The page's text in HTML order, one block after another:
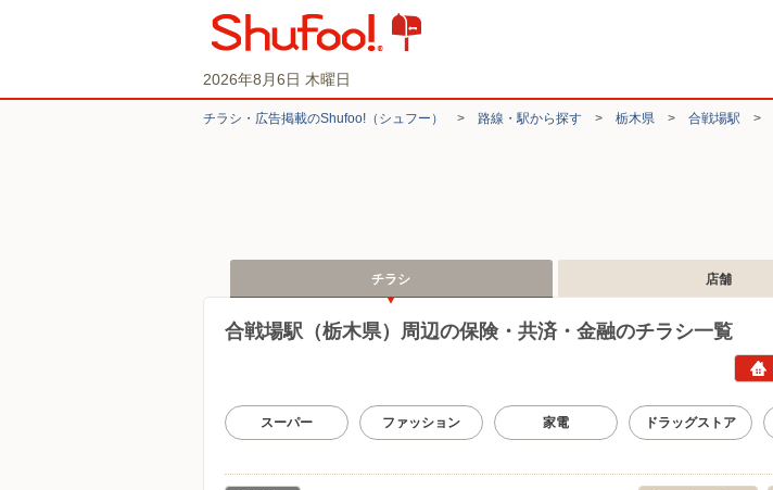
2026年8月6日 木曜日
チラシ・​広告掲載の​Shufoo!​（シュフー） > 路線・駅から探す > 栃木県 > 合戦場駅 >
チラシ 店舗
合戦場駅（栃木県）周辺の保険・共済・金融のチラシ一覧
スーパー ファッション 家電 ドラッグストア